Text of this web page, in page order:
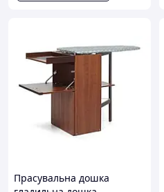
Прасувальна дошка